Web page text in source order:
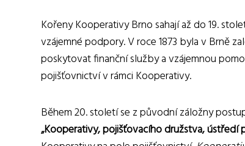
Kořeny Kooperativy Brno sahají až do 19.
vzájemné podpory. V roce 1873 byla v Brně
poskytovat finanční služby a vzájemnou
pojišťovnictví v rámci Kooperativy.
Během 20. století se z původní záložny
„Kooperativy, pojišťovacího družstva, ústředí